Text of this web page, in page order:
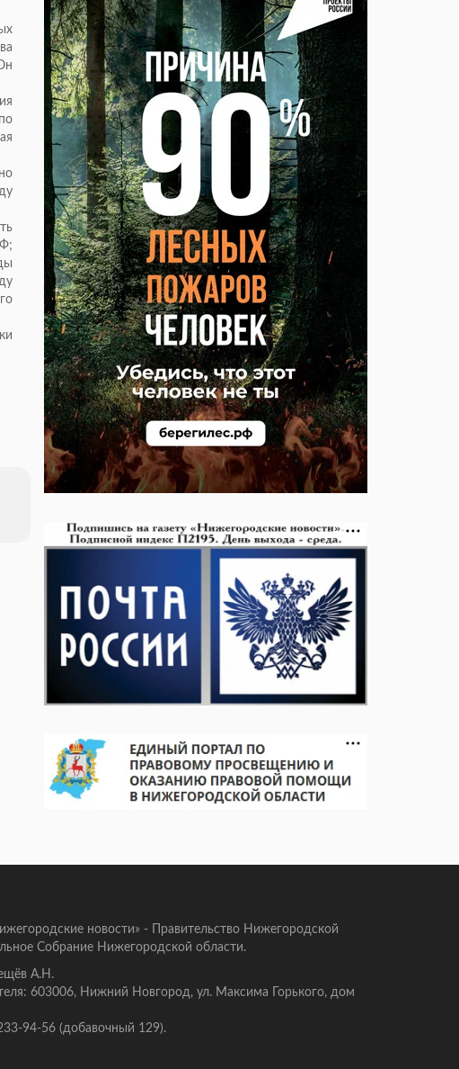
новости» - Правительство Нижегородской
Собрание Нижегородской области.
А.Н.
603006, Нижний Новгород, ул. Максима Горького, дом
94-56 (добавочный 129).